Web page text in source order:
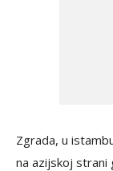
Zgrada, u
na azijskoj strani